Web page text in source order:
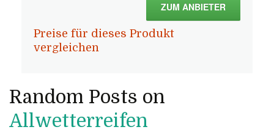
ZUM ANBIETER
Preise für dieses Produkt
vergleichen
Random Posts on
Allwetterreifen